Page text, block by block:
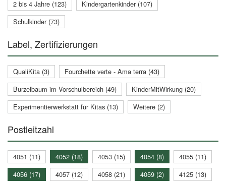
2 bis 4 Jahre (123)
Kindergartenkinder (107)
Schulkinder (73)
Label, Zertifizierungen
QualiKita (3)
Fourchette verte - Ama terra (43)
Burzelbaum im Vorschulbereich (49)
KinderMitWirkung (20)
Experimentierwerkstatt für Kitas (13)
Weitere (2)
Postleitzahl
4051 (11) 4052 (18) 4053 (15) 4054 (8)
4055 (11)
4056 (17)
4057 (12) 4058 (21) 4059 (2) 4125 (13)